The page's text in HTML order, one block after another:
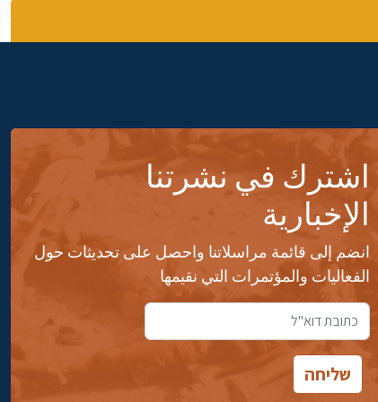
اشترك في نشرتنا
الإخبارية
انضم إلى قائمة مراسلاتنا واحصل على تحديثات حول
الفعاليات والمؤتمرات التي نقيمها